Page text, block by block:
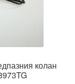
колан